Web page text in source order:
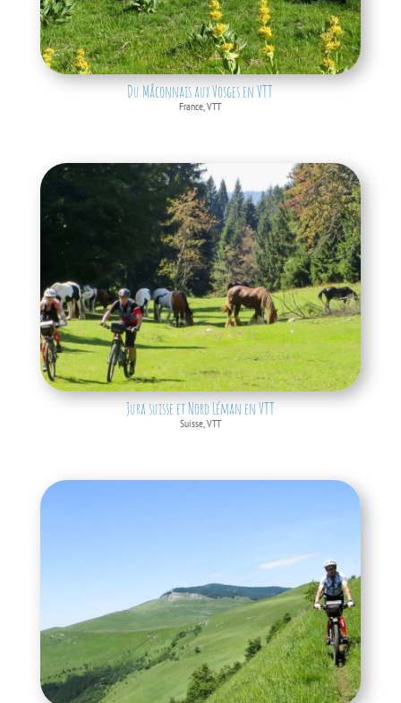
Du Mâconnais aux Vosges en VTT
France,VTT
Jura suisse et Nord Léman en VTT
Suisse, VTT